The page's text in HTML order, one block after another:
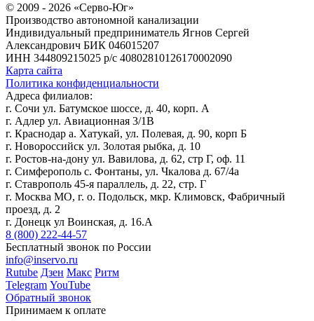
© 2009 - 2026 «Серво-Юг»
Производство автономной канализации
Индивидуальный предприниматель Ягнов Сергей
Александрович БИК 046015207
ИНН 344809215025 р/с 40802810126170002090
Карта сайта
Политика конфиденциальности
Адреса филиалов:
г. Сочи ул. Батумское шоссе, д. 40, корп. А
г. Адлер ул. Авиационная 3/1В
г. Краснодар а. Хатукай, ул. Полевая, д. 90, корп Б
г. Новороссийск ул. Золотая рыбка, д. 10
г. Ростов-на-дону ул. Вавилова, д. 62, стр Г, оф. 11
г. Симферополь с. Фонтаны, ул. Чкалова д. 67/4а
г. Ставрополь 45-я параллель, д. 22, стр. Г
г. Москва МО, г. о. Подольск, мкр. Климовск, Фабричный
проезд, д. 2
г. Донецк ул Воинская, д. 16.А
8 (800) 222-44-57
Бесплатный звонок по России
info@inservo.ru
Rutube Дзен Макс Ритм
Telegram YouTube
Обратный звонок
Принимаем к оплате